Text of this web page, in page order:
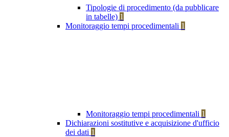
Tipologie di procedimento (da pubblicare
in tabelle) 1
Monitoraggio tempi procedimentali 1
Monitoraggio tempi procedimentali 1
Dichiarazioni sostitutive e acquisizione d'ufficio
dei dati 1